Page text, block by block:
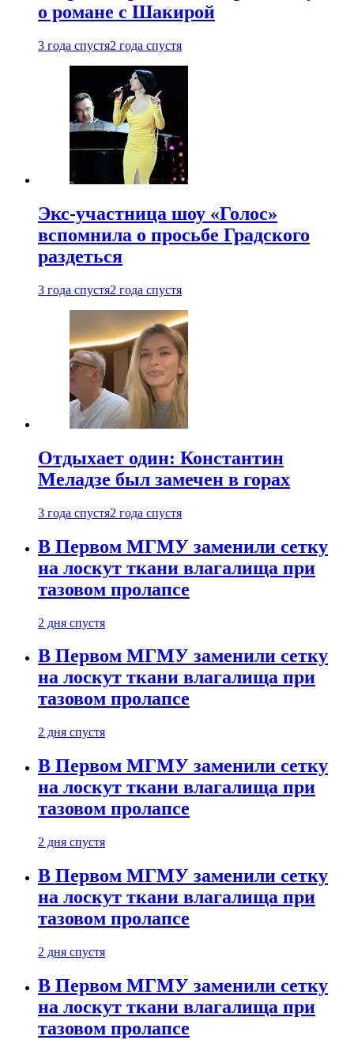
о романе с Шакирой
3 года спустя2 года спустя
Экс-участница шоу «Голос»
вспомнила о просьбе Градского
раздеться
3 года спустя2 года спустя
Отдыхает один: Константин
Меладзе был замечен в горах
3 года спустя2 года спустя
В Первом МГМУ заменили сетку
на лоскут ткани влагалища при
тазовом пролапсе
2 дня спустя
В Первом МГМУ заменили сетку
на лоскут ткани влагалища при
тазовом пролапсе
2 дня спустя
В Первом МГМУ заменили сетку
на лоскут ткани влагалища при
тазовом пролапсе
2 дня спустя
В Первом МГМУ заменили сетку
на лоскут ткани влагалища при
тазовом пролапсе
2 дня спустя
В Первом МГМУ заменили сетку
на лоскут ткани влагалища при
тазовом пролапсе